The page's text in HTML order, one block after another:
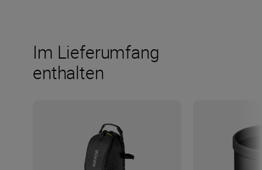
Im Lieferumfang
enthalten